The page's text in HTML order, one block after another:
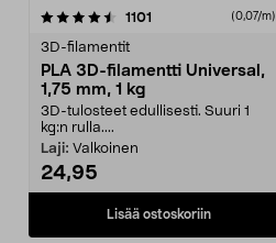
1101 (0,07/m)
3D-filamentit
PLA 3D-filamentti Universal,
1,75 mm, 1 kg
3D-tulosteet edullisesti. Suuri 1
kg:n rulla....
Laji: Valkoinen
24,95
Lisää ostoskoriin
4.5 viidestä